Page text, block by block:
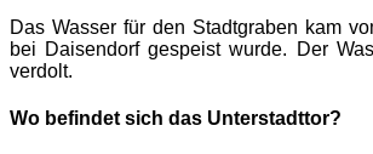
Das Wasser für den Stadtgraben kam
bei Daisendorf gespeist wurde. Der
verdolt.
Wo befindet sich das Unterstadttor?